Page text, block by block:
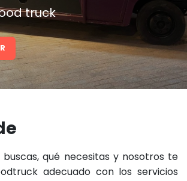
truck
buscas, qué necesitas y nosotros te
adecuado con los servicios